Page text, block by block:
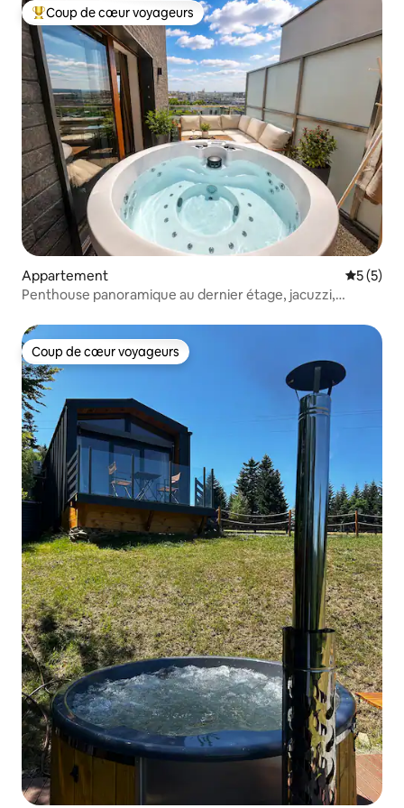
Coups de cœur voyageurs les plus appréciés
Coup de cœur voyageurs
Appartement
5 (5)
Penthouse panoramique au dernier étage, jacuzzi,
Coup de cœur voyageurs
Coup de cœur voyageurs